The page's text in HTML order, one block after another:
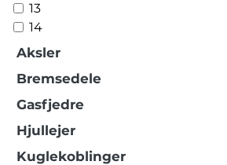
13
14
Aksler
Bremsedele
Gasfjedre
Hjullejer
Kuglekoblinger